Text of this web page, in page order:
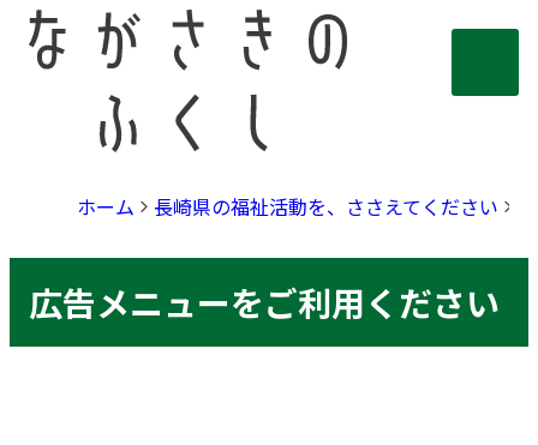
ホーム 長崎県の福祉活動を、ささえてください
広告メニューをご利用ください